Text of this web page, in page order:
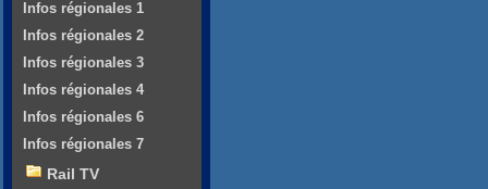
Infos régionales 1
Infos régionales 2
Infos régionales 3
Infos régionales 4
Infos régionales 6
Infos régionales 7
Rail TV